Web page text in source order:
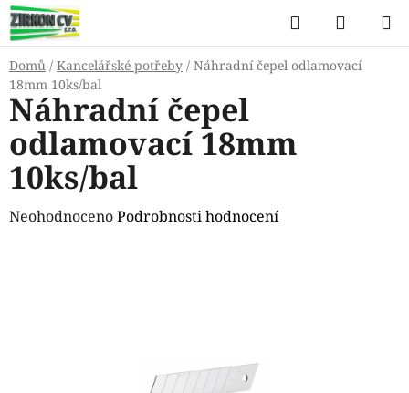
Přejít
na
obsah
Hledat
KOŠÍK
Domů / Kancelářské potřeby / Náhradní čepel odlamovací
18mm 10ks/bal
Náhradní čepel
odlamovací 18mm
10ks/bal
Průměrné
NeohodnocenoPodrobnosti hodnocení